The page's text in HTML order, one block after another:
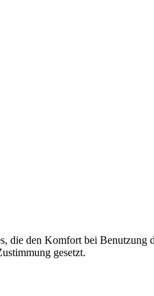
die den Komfort bei Benutzung
gesetzt.